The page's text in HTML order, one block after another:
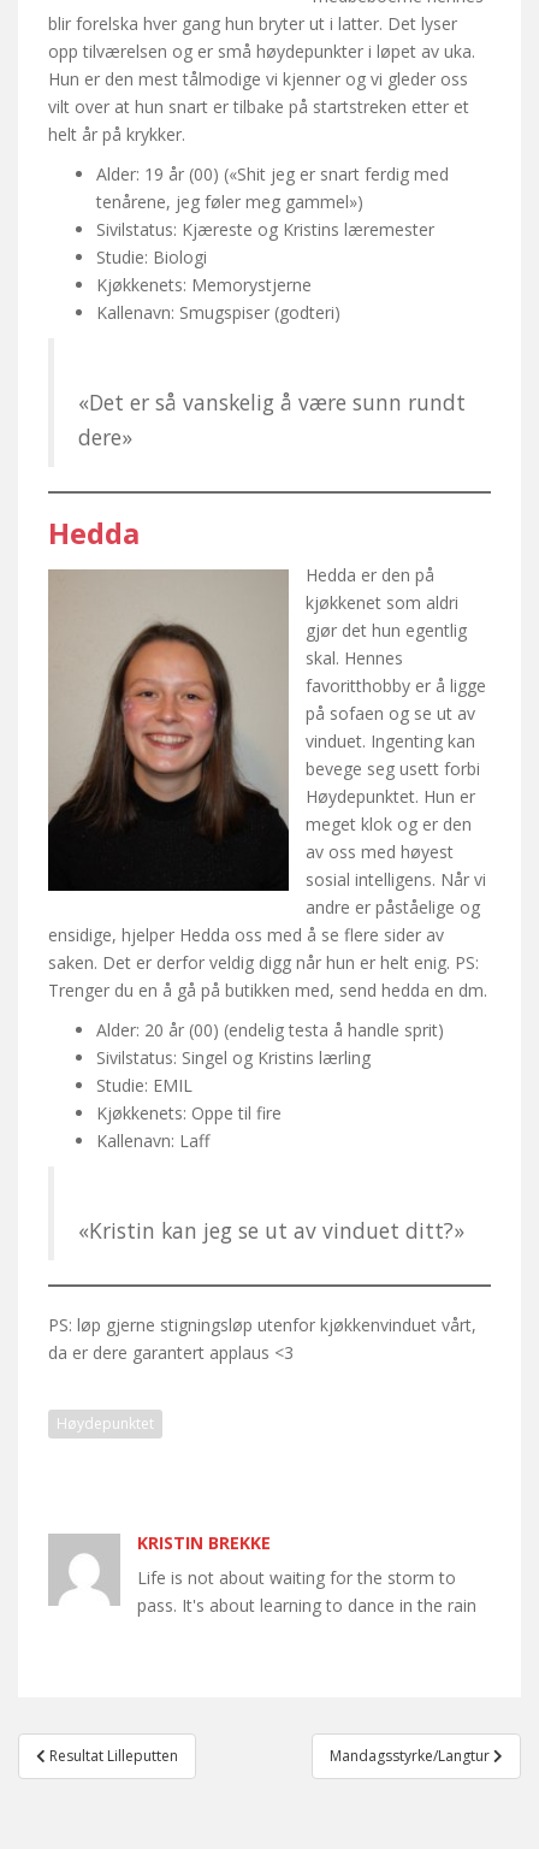
blir forelska hver gang hun bryter ut i latter. Det lyser
opp tilværelsen og er små høydepunkter i løpet av uka.
Hun er den mest tålmodige vi kjenner og vi gleder oss
vilt over at hun snart er tilbake på startstreken etter et
helt år på krykker.
Alder: 19 år (00) («Shit jeg er snart ferdig med
tenårene, jeg føler meg gammel»)
Sivilstatus: Kjæreste og Kristins læremester
Studie: Biologi
Kjøkkenets: Memorystjerne
Kallenavn: Smugspiser (godteri)
«Det er så vanskelig å være sunn rundt
dere»
Hedda
Hedda er den på
kjøkkenet som aldri
gjør det hun egentlig
skal. Hennes
favoritthobby er å ligge
på sofaen og se ut av
vinduet. Ingenting kan
bevege seg usett forbi
Høydepunktet. Hun er
meget klok og er den
av oss med høyest
sosial intelligens. Når vi
andre er påståelige og
ensidige, hjelper Hedda oss med å se flere sider av
saken. Det er derfor veldig digg når hun er helt enig. PS:
Trenger du en å gå på butikken med, send hedda en dm.
Alder: 20 år (00) (endelig testa å handle sprit)
Sivilstatus: Singel og Kristins lærling
Studie: EMIL
Kjøkkenets: Oppe til fire
Kallenavn: Laff
«Kristin kan jeg se ut av vinduet ditt?»
PS: løp gjerne stigningsløp utenfor kjøkkenvinduet vårt,
da er dere garantert applaus <3
Høydepunktet
KRISTIN BREKKE
Life is not about waiting for the storm to
pass. It's about learning to dance in the rain
Post
navigation
Resultat Lilleputten Mandagsstyrke/Langtur